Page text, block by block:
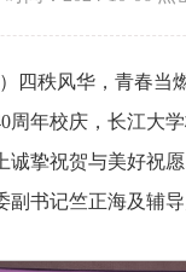
四秩风华，青春当
周年校庆，长江大
诚挚祝贺与美好祝
副书记竺正海及辅